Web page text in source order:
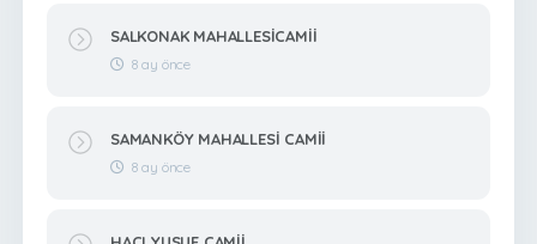
SALKONAK MAHALLESİCAMİİ
8 ay önce
SAMANKÖY MAHALLESİ CAMİİ
8 ay önce